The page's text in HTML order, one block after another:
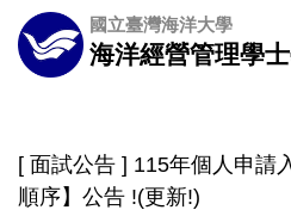
跳
到
主
區
國立臺灣海洋大學
海洋經營管理學
[ 面試公告 ] 115年個人申請
順序】公告 !(更新!)